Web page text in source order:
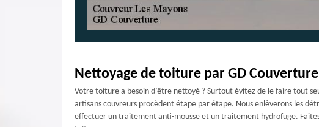
Nettoyage de toiture par GD Couverture
Votre toiture a besoin d’être nettoyé ? Surtout évitez de le faire tout
artisans couvreurs procèdent étape par étape. Nous enlèverons les
effectuer un traitement anti-mousse et un traitement hydrofuge.